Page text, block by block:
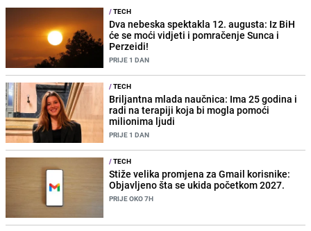
/TECH
Dva nebeska spektakla 12. augusta: Iz BiH
će se moći vidjeti i pomračenje Sunca i
Perzeidi!
PRIJE 1 DAN
/TECH
Briljantna mlada naučnica: Ima 25 godina i
radi na terapiji koja bi mogla pomoći
milionima ljudi
PRIJE 1 DAN
/TECH
Stiže velika promjena za Gmail korisnike:
Objavljeno šta se ukida početkom 2027.
PRIJE OKO 7H